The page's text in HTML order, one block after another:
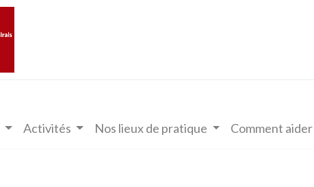
Activités Nos lieux de pratique Comment aider